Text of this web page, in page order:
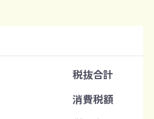
ら
税抜合計
消費税額